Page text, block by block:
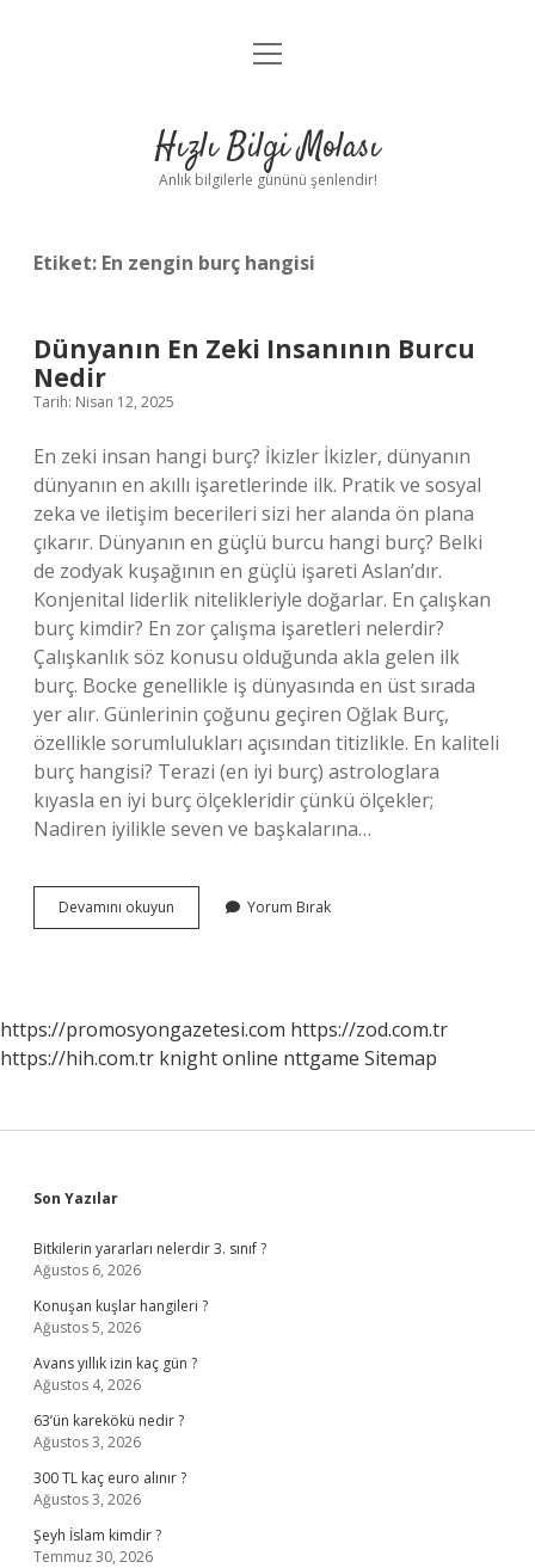
Anasayfa
Yasal Uyarı
menüyü
Hızlı Bilgi Molası
Anlık bilgilerle gününü şenlendir!
Etiket: En zengin burç hangisi
Dünyanın En Zeki Insanının Burcu
Nedir
Tarih: Nisan 12, 2025
En zeki insan hangi burç? İkizler İkizler, dünyanın
dünyanın en akıllı işaretlerinde ilk. Pratik ve sosyal
zeka ve iletişim becerileri sizi her alanda ön plana
çıkarır. Dünyanın en güçlü burcu hangi burç? Belki
de zodyak kuşağının en güçlü işareti Aslan’dır.
Konjenital liderlik nitelikleriyle doğarlar. En çalışkan
burç kimdir? En zor çalışma işaretleri nelerdir?
Çalışkanlık söz konusu olduğunda akla gelen ilk
burç. Bocke genellikle iş dünyasında en üst sırada
yer alır. Günlerinin çoğunu geçiren Oğlak Burç,
özellikle sorumlulukları açısından titizlikle. En kaliteli
burç hangisi? Terazi (en iyi burç) astrologlara
kıyasla en iyi burç ölçekleridir çünkü ölçekler;
Nadiren iyilikle seven ve başkalarına…
Devamını okuyun Dünyanın
En
Yorum Bırak
https://promosyongazetesi.com https://zod.com.tr
https://hih.com.tr knight online nttgame Sitemap
Sidebar
Son Yazılar
Bitkilerin yararları nelerdir 3. sınıf ?
Ağustos 6, 2026
Konuşan kuşlar hangileri ?
Ağustos 5, 2026
Avans yıllık izin kaç gün ?
Ağustos 4, 2026
63’ün karekökü nedir ?
Ağustos 3, 2026
300 TL kaç euro alınır ?
Ağustos 3, 2026
Şeyh İslam kimdir ?
Temmuz 30, 2026